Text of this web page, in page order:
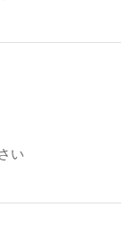
い